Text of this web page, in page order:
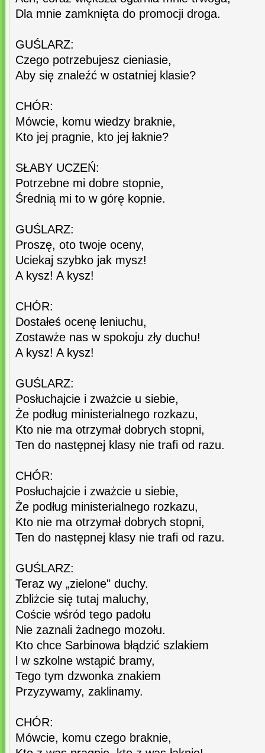
Dla mnie zamknięta do promocji droga.
GUŚLARZ:
Czego potrzebujesz cieniasie,
Aby się znaleźć w ostatniej klasie?
CHÓR:
Mówcie, komu wiedzy braknie,
Kto jej pragnie, kto jej łaknie?
SŁABY UCZEŃ:
Potrzebne mi dobre stopnie,
Średnią mi to w górę kopnie.
GUŚLARZ:
Proszę, oto twoje oceny,
Uciekaj szybko jak mysz!
A kysz! A kysz!
CHÓR:
Dostałeś ocenę leniuchu,
Zostawże nas w spokoju zły duchu!
A kysz! A kysz!
GUŚLARZ:
Posłuchajcie i zważcie u siebie,
Że podług ministerialnego rozkazu,
Kto nie ma otrzymał dobrych stopni,
Ten do następnej klasy nie trafi od razu.
CHÓR:
Posłuchajcie i zważcie u siebie,
Że podług ministerialnego rozkazu,
Kto nie ma otrzymał dobrych stopni,
Ten do następnej klasy nie trafi od razu.
GUŚLARZ:
Teraz wy „zielone" duchy.
Zbliżcie się tutaj maluchy,
Coście wśród tego padołu
Nie zaznali żadnego mozołu.
Kto chce Sarbinowa błądzić szlakiem
l w szkolne wstąpić bramy,
Tego tym dzwonka znakiem
Przyzywamy, zaklinamy.
CHÓR:
Mówcie, komu czego braknie,